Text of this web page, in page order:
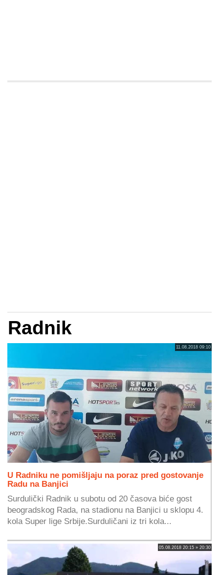
Radnik
11.08.2018 09:10
U Radniku ne pomišljaju na poraz pred gostovanje
Radu na Banjici
Surdulički Radnik u subotu od 20 časova biće gost
beogradskog Rada, na stadionu na Banjici u sklopu 4.
kola Super lige Srbije.Surduličani iz tri kola...
05.08.2018 20:15 » 20:30